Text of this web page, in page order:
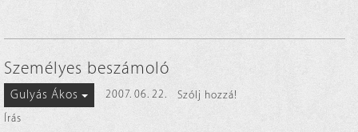
Személyes beszámoló
Gulyás Ákos 2007. 06. 22.
Szólj hozzá!
Írás